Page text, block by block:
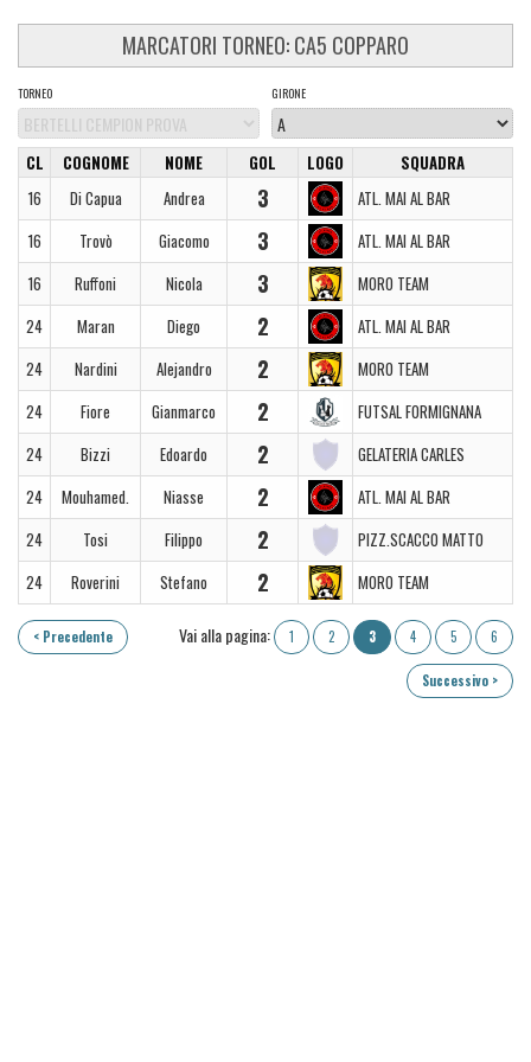
MARCATORI TORNEO: CA5 COPPARO
TORNEO GIRONE
CL COGNOME NOME GOL LOGO
SQUADRA
16
Di Capua Andrea 3
ATL. MAI AL BAR
16
Trovò Giacomo 3
ATL. MAI AL BAR
16
Ruffoni Nicola 3
MORO TEAM
24
Maran Diego 2
ATL. MAI AL BAR
24
Nardini Alejandro 2
MORO TEAM
24
Fiore Gianmarco 2
FUTSAL FORMIGNANA
24
Bizzi Edoardo 2
GELATERIA CARLES
24
Mouhamed. Niasse 2
ATL. MAI AL BAR
24
Tosi Filippo 2
PIZZ.SCACCO MATTO
24
Roverini Stefano 2 MORO TEAM
Vai alla pagina:
< Precedente 1 2 3 4 5 6
Successivo >